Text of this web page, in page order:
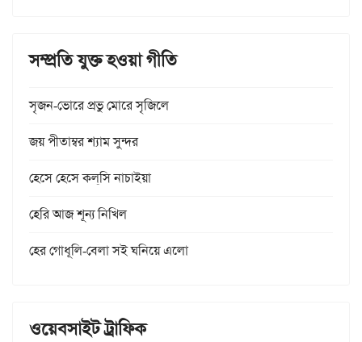
সম্প্রতি যুক্ত হওয়া গীতি
সৃজন-ভোরে প্রভু মোরে সৃজিলে
জয় পীতাম্বর শ্যাম সুন্দর
হেসে হেসে কল্‌সি নাচাইয়া
হেরি আজ শূন্য নিখিল
হের গোধূলি-বেলা সই ঘনিয়ে এলো
ওয়েবসাইট ট্রাফিক